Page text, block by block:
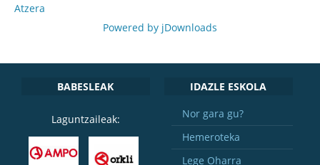
Atzera
Powered by jDownloads
BABESLEAK
Laguntzaileak:
IDAZLE ESKOLA
Nor gara gu?
Hemeroteka
Lege Oharra